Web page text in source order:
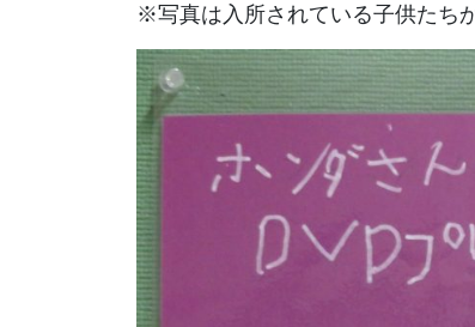
※写真は入所されている子供たち